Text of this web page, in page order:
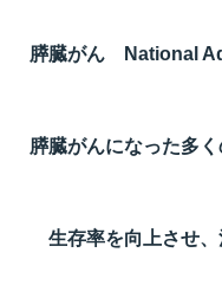
膵臓がん National
膵臓がんになった多
生存率を向上させ